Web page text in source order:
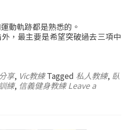
動軌跡都是熟悉的。
，最主要是希望突破過去三項中
享, Vic教練 Tagged 私人教練, 臥
練, 信義健身教練 Leave a